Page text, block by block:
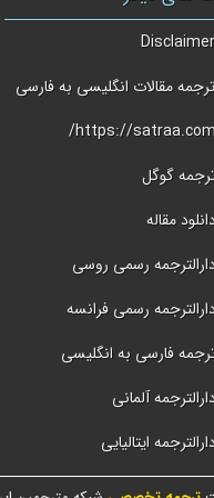
Disclaimer
ترجمه مقالات انگلیسی به فارسی
https://
گوگل
مقاله
رسمی روسی
رسمی فرانسه
فارسی به انگلیسی
آلمانی
ایتالیایی